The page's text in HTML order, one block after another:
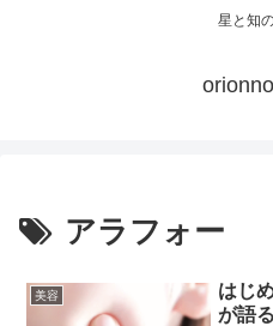
星と知
アラフォー
美容
はじ
が語